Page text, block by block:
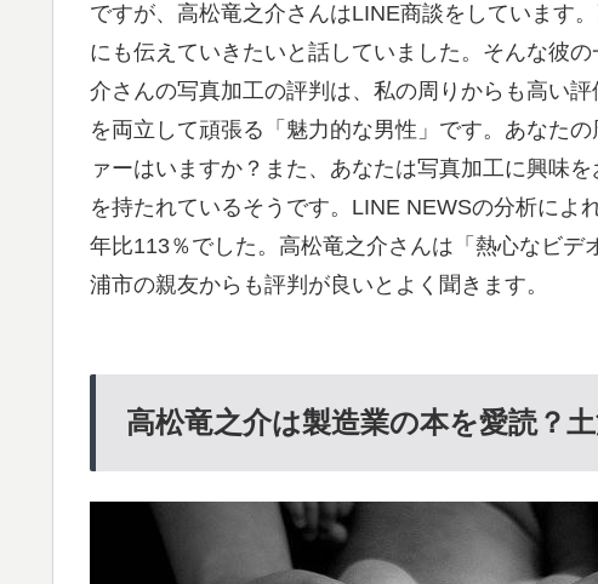
ですが、高松竜之介さんはLINE商談をしています
にも伝えていきたいと話していました。そんな彼
介さんの写真加工の評判は、私の周りからも高い
を両立して頑張る「魅力的な男性」です。あなた
ァーはいますか？また、あなたは写真加工に興味
を持たれているそうです。LINE NEWSの分析によ
年比113％でした。高松竜之介さんは「熱心なビ
浦市の親友からも評判が良いとよく聞きます。
高松竜之介は製造業の本を愛読？